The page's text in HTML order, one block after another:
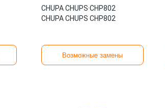
CHUPA CHUPS·CHP802
CHUPA CHUPS CHP802
Возможные замены